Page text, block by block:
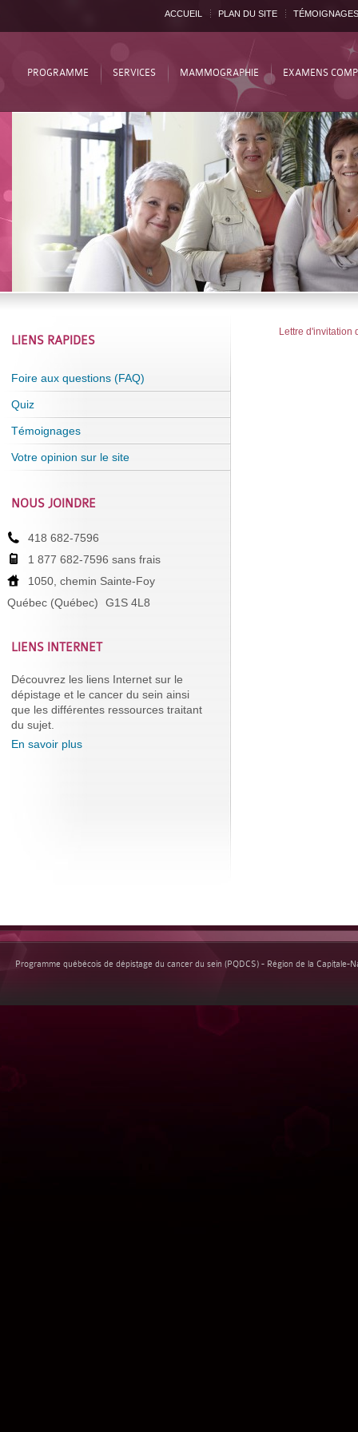
ACCUEIL PLAN DU SITE TÉMOIGNAGES
PROGRAMME SERVICES MAMMOGRAPHIE EXAMENS
Lettre d'invitation
LIENS RAPIDES
Foire aux questions (FAQ)
Quiz
Témoignages
Votre opinion sur le site
NOUS JOINDRE
418 682-7596
1 877 682-7596 sans frais
1050, chemin Sainte-Foy
Québec (Québec)
G1S 4L8
LIENS INTERNET
Découvrez les liens Internet sur le
dépistage et le cancer du sein ainsi
que les différentes ressources traitant
du sujet.
En savoir plus
Programme québécois de dépistage du cancer du sein (PQDCS) - Région de la Capitale-